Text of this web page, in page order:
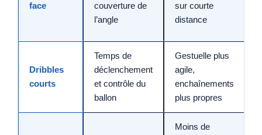
face
couverture de
l’angle
sur courte
distance
Dribbles
courts
Temps de
déclenchement
et contrôle du
ballon
Gestuelle plus
agile,
enchaînements
plus propres
Moins de